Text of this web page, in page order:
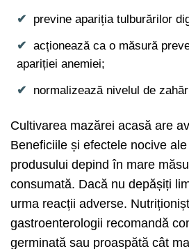
previne apariția tulburărilor
acționează ca o măsură
apariției anemiei;
normalizează nivelul de
Cultivarea mazărei acasă are
Beneficiile și efectele nocive
produsului depind în mare
consumată. Dacă nu depășiți
urma reacții adverse.
gastroenterologii recomandă
germinată sau proaspătă cât